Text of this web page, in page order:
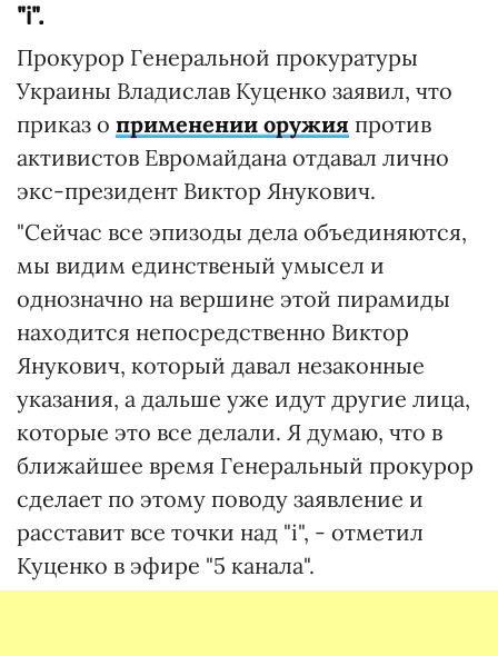
"і".
Прокурор Генеральной прокуратуры
Украины Владислав Куценко заявил, что
приказ о применении оружия против
активистов Евромайдана отдавал лично
экс-президент Виктор Янукович.
"Сейчас все эпизоды дела объединяются,
мы видим единственый умысел и
однозначно на вершине этой пирамиды
находится непосредственно Виктор
Янукович, который давал незаконные
указания, а дальше уже идут другие лица,
которые это все делали. Я думаю, что в
ближайшее время Генеральный прокурор
сделает по этому поводу заявление и
расставит все точки над "і", - отметил
Куценко в эфире "5 канала".